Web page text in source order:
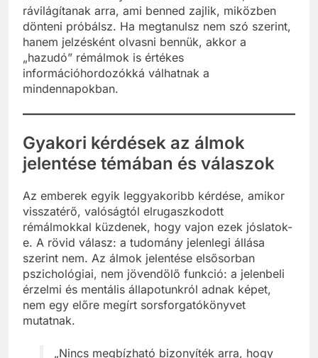
Az álmok nem helyettesítik a döntéseidet, de
rávilágítanak arra, ami benned zajlik, miközben
dönteni próbálsz. Ha megtanulsz nem szó szerint,
hanem jelzésként olvasni bennük, akkor a
„hazudó” rémálmok is értékes
információhordozókká válhatnak a
Gyakori kérdések az álmok
jelentése témában és válaszok
Az emberek egyik leggyakoribb kérdése, amikor
visszatérő, valóságtól elrugaszkodott
rémálmokkal küzdenek, hogy vajon ezek jóslatok-
e. A rövid válasz: a tudomány jelenlegi állása
szerint nem. Az álmok jelentése elsősorban
pszichológiai, nem jövendölő funkció: a jelenbeli
érzelmi és mentális állapotunkról adnak képet,
nem egy előre megírt sorsforgatókönyvet